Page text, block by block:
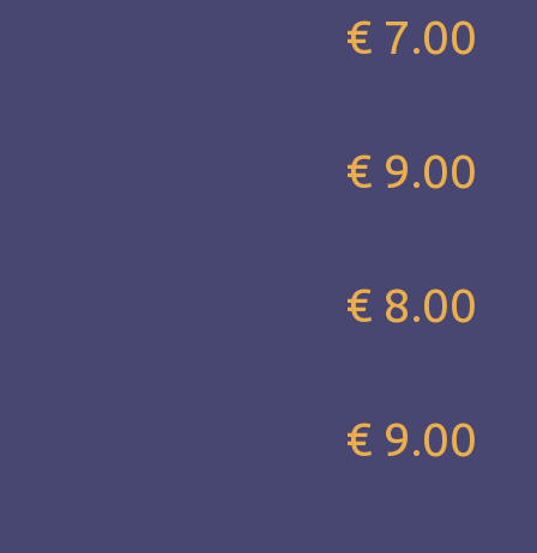
€ 7.00
€ 9.00
€ 8.00
€ 9.00